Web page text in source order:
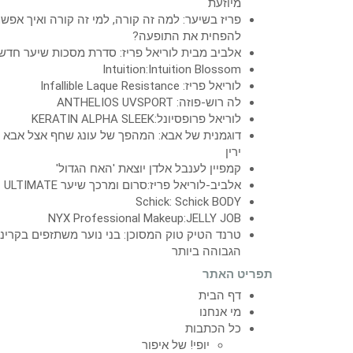
מיוזעת
פריז בשיער: למה זה קורה, למי זה קורה ואיך
להפחית את התופעה?
אלביב מבית לוריאל פריז: סדרת מסכות שיער
Intuition:Intuition Blossom
לוריאל פריז: Infallible Laque Resistance
לה רוש-פוזה: ANTHELIOS UVSPORT
לוריאל פרופסיונל:KERATIN ALPHA SLEEK
דוגמנית של אבא: המהפך של עונג שחף אצל אבא
ירין
קמפיין לענבל אלדן יוצאת 'האח הגדול'
אלביב-לוריאל פריז:סרום ומרכך שיער ULTIMATE
Schick: Schick BODY
NYX Professional Makeup:JELLY JOB
טרנד הטיק טוק המסוכן: בני נוער משתזפים
הגבוהה ביותר
תפריט האתר
דף הבית
מי אנחנו
כל הכתבות
יופי! של איפור